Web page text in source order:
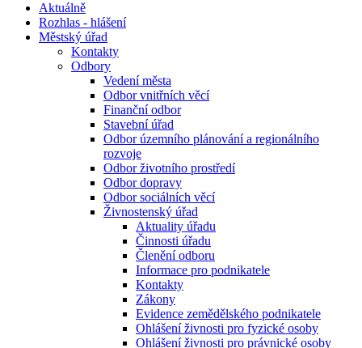
Aktuálně
Rozhlas - hlášení
Městský úřad
Kontakty
Odbory
Vedení města
Odbor vnitřních věcí
Finanční odbor
Stavební úřad
Odbor územního plánování a regionálního
rozvoje
Odbor životního prostředí
Odbor dopravy
Odbor sociálních věcí
Živnostenský úřad
Aktuality úřadu
Činnosti úřadu
Členění odboru
Informace pro podnikatele
Kontakty
Zákony
Evidence zemědělského podnikatele
Ohlášení živnosti pro fyzické osoby
Ohlášení živnosti pro právnické osoby